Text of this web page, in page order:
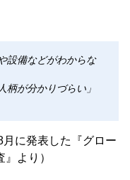
設備などがわからな
柄が分かりづらい」
月に発表した『グロー
より）